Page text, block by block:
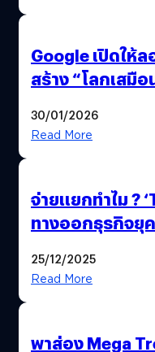
Google เปิดให้ล
สร้าง “โลกเสมื
30/01/2026
Read More
จ่ายแยกทำไม ?
ทางออกธุรกิจยุค
25/12/2025
Read More
พาส่อง Mega